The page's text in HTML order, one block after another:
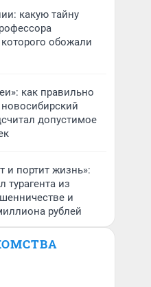
какую тайну
обожали
как правильно
допустимое
и портит жизнь»:
турагента из
и
рублей